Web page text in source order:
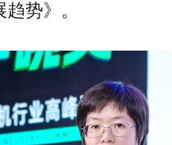
势》。